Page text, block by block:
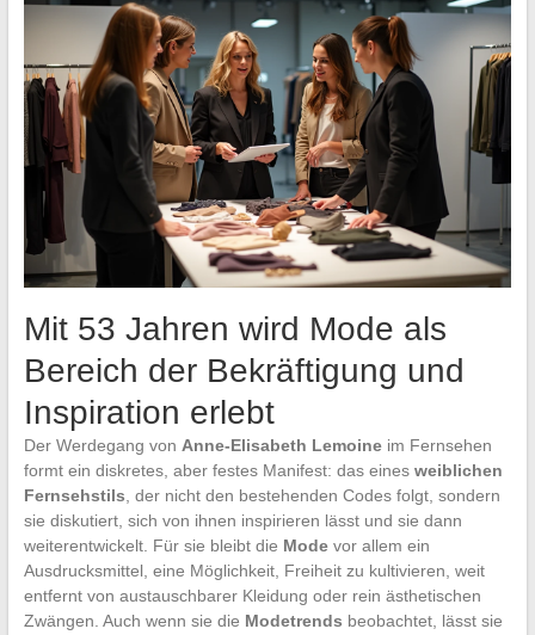
Mit 53 Jahren wird Mode als
Bereich der Bekräftigung und
Inspiration erlebt
Der Werdegang von Anne-Elisabeth Lemoineim Fernsehen
formt ein diskretes, aber festes Manifest: das eines weiblichen
Fernsehstils , der nicht den bestehenden Codes folgt, sondern
sie diskutiert, sich von ihnen inspirieren lässt und sie dann
weiterentwickelt. Für sie bleibt die Modevor allem ein
Ausdrucksmittel, eine Möglichkeit, Freiheit zu kultivieren, weit
entfernt von austauschbarer Kleidung oder rein ästhetischen
Zwängen. Auch wenn sie die Modetrends beobachtet, lässt sie